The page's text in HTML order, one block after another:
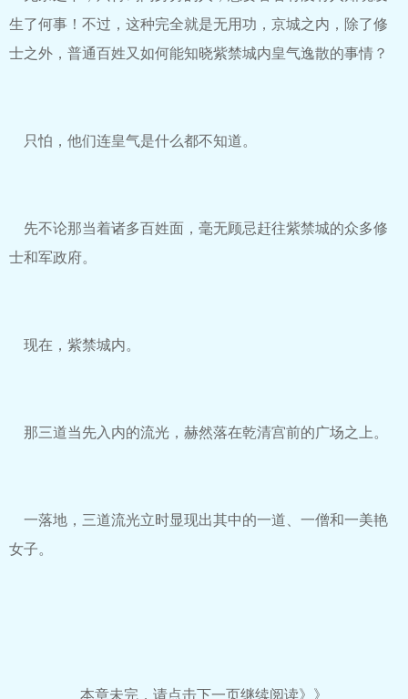
生了何事！不过，这种完全就是无用功，京城之内，除了修
士之外，普通百姓又如何能知晓紫禁城内皇气逸散的事情？
只怕，他们连皇气是什么都不知道。
先不论那当着诸多百姓面，毫无顾忌赶往紫禁城的众多修
士和军政府。
现在，紫禁城内。
那三道当先入内的流光，赫然落在乾清宫前的广场之上。
一落地，三道流光立时显现出其中的一道、一僧和一美艳
女子。
本章未完，请点击下一页继续阅读》》